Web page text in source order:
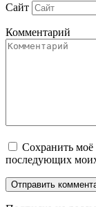
Сайт
Комментарий
Сохранить моё
последующих